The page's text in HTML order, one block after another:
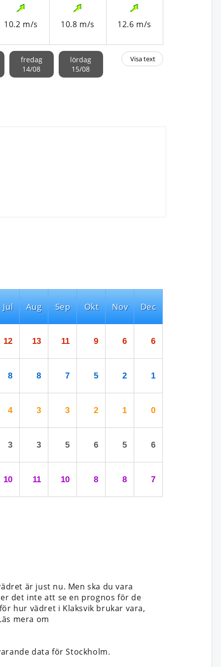
10.2 m/s 10.8 m/s 12.6 m/s
fredag
14/08
lördag
15/08
Visa text
Jul
12
8
4
3
10
Aug
13
8
3
3
11
Sep
11
7
3
5
10
Okt
9
5
2
6
8
Nov
6
2
1
5
8
Dec
6
1
0
6
7
är just nu. Men ska du vara
det inte att se en prognos för de
hur vädret i Klaksvik brukar vara,
mera om
data för Stockholm.